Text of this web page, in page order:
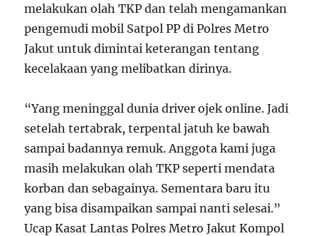
melakukan olah TKP dan telah mengamankan
pengemudi mobil Satpol PP di Polres Metro
Jakut untuk dimintai keterangan tentang
kecelakaan yang melibatkan dirinya.
“Yang meninggal dunia driver ojek online. Jadi
setelah tertabrak, terpental jatuh ke bawah
sampai badannya remuk. Anggota kami juga
masih melakukan olah TKP seperti mendata
korban dan sebagainya. Sementara baru itu
yang bisa disampaikan sampai nanti selesai.”
Ucap Kasat Lantas Polres Metro Jakut Kompol